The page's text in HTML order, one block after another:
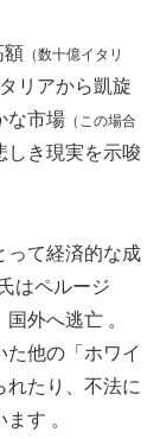
額 （数十億イタリ
リアから凱旋
な市場 （この場合
しき現実を示唆
って経済的な成
はペルージ
外へ逃亡 。
た他の「ホワイ
れたり、不法に
す 。